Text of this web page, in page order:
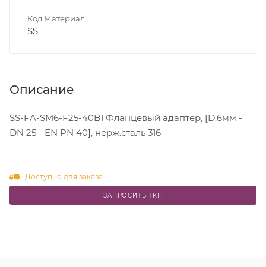
Код Материал
SS
Описание
SS-FA-SM6-F25-40B1 Фланцевый адаптер, [D.6мм -
DN 25 - EN PN 40], нерж.сталь 316
Доступно для заказа
ЗАПРОСИТЬ ТКП